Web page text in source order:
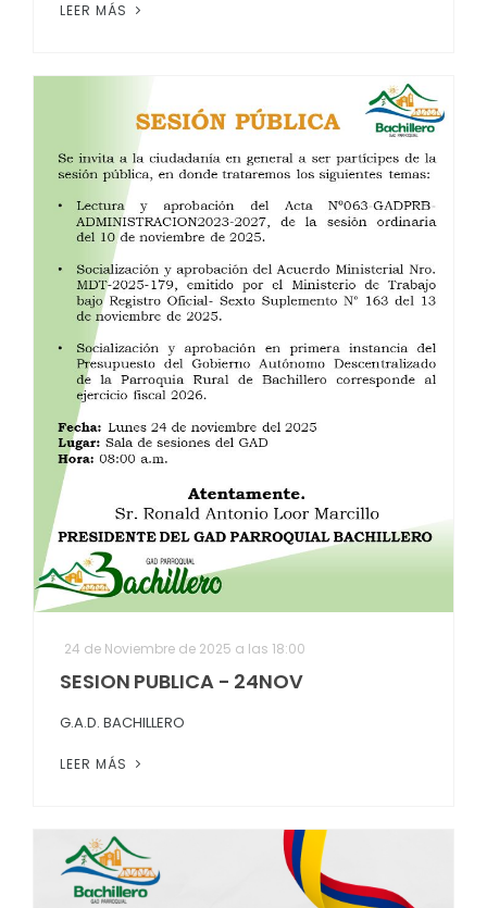
LEER MÁS
24 de Noviembre de 2025 a las 18:00
SESION PUBLICA - 24NOV
G.A.D. BACHILLERO
LEER MÁS